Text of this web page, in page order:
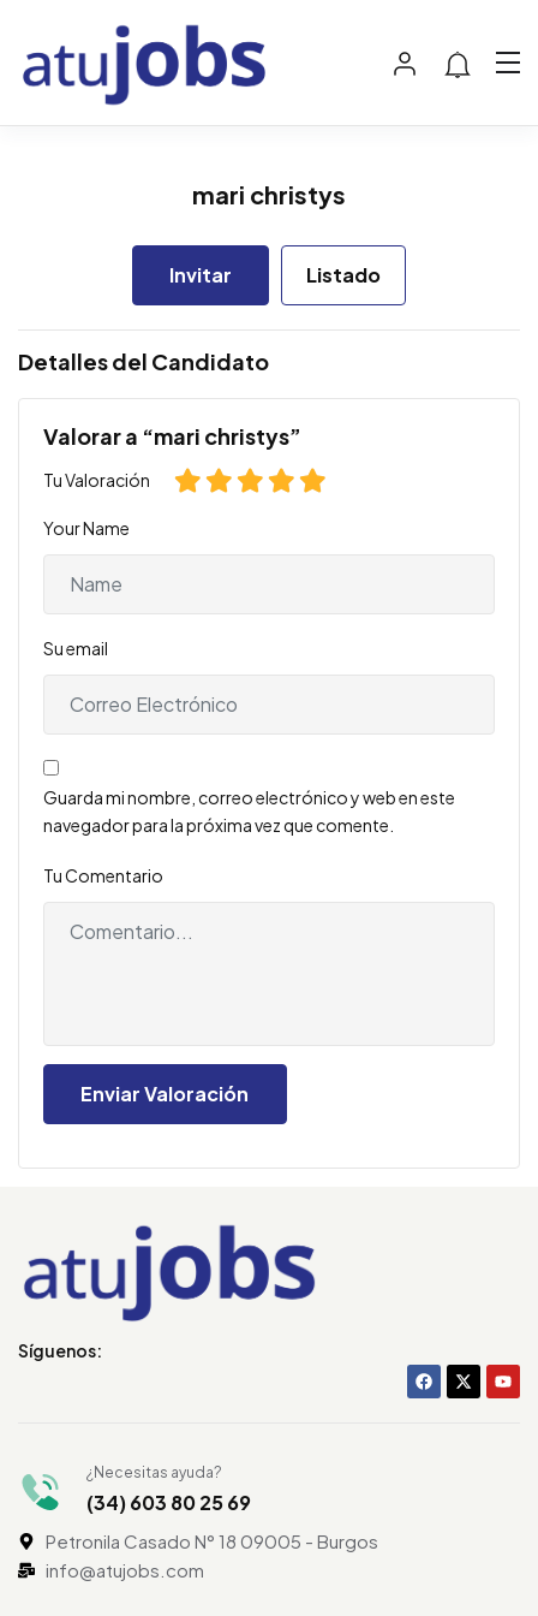
mari christys
Invitar Listado
Detalles del Candidato
Valorar a “mari christys”
Tu Valoración
Your Name
Su email
Guarda mi nombre, correo electrónico y web en este
navegador para la próxima vez que comente.
Tu Comentario
Síguenos:
¿Necesitas ayuda?
(34) 603 80 25 69
Petronila Casado N° 18 09005 - Burgos
info@atujobs.com